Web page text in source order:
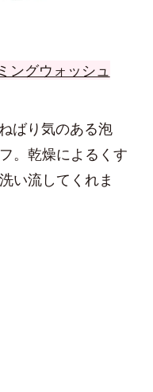
ングウォッシュ
ばり気のある泡
。乾燥によるくす
い流してくれま